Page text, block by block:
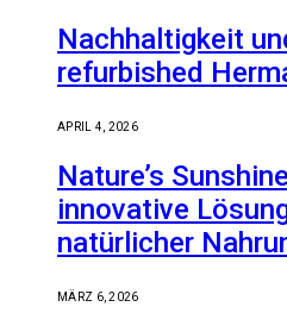
Nachhaltigkeit
refurbished
APRIL 4, 2026
Nature’s
innovative
natürlicher
MÄRZ 6, 2026